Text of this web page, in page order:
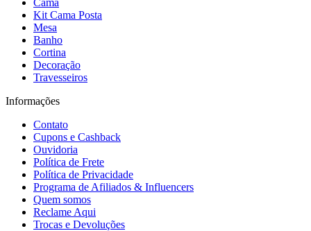
Kit Cama Posta
Mesa
Banho
Cortina
Decoração
Travesseiros
Informações
Contato
Cupons e Cashback
Ouvidoria
Política de Frete
Política de Privacidade
Programa de Afiliados & Influencers
Quem somos
Reclame Aqui
Trocas e Devoluções